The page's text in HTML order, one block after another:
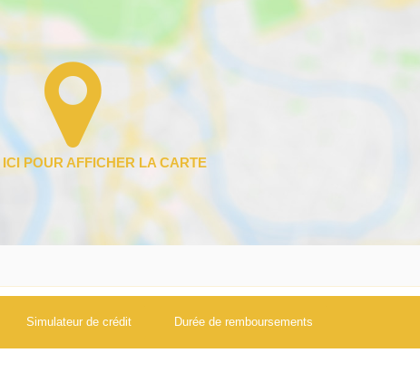
Simulateur de crédit Durée de remboursements